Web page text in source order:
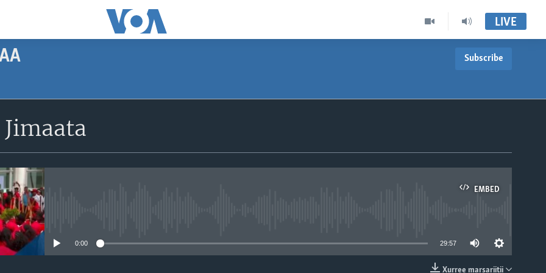
LIVE
Subscribe
EMBED
0:00 29:57
Xurree marsariitii